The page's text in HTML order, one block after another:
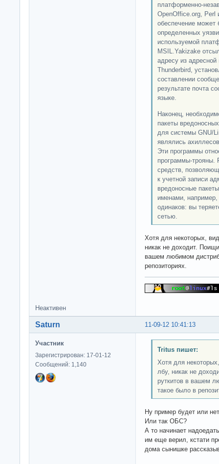
платформенно-
OpenOffice.org, Perl
обеспечение может
определенных
используемой
MSIL.Yakizake
адресу из адресной
Thunderbird,
составлении
результате почта
языке.
Наконец,
пакеты
для системы GNU/
являлись
Эти программы
программы-трояны.
средств,
к учетной записи
вредоносные
именами, например,
одинаков: вы
сетью.
Хотя для некоторых,
никак не доходит.
вашем любимом
репозиториях.
Неактивен
11-09-12 10:41:13
Saturn
Участник
Зарегистрирован: 17-01-12
Сообщений: 1,140
Tritus пишет:
Хотя для
лбу, никак не
руткитов в вашем
такое было в
Ну пример будет или
Или так ОБС?
А то начинает
им еще верил, кстати
дома сынишке